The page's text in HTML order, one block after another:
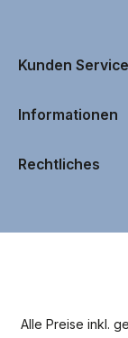
Kunden Service
Informationen
Rechtliches
Alle Preise inkl.